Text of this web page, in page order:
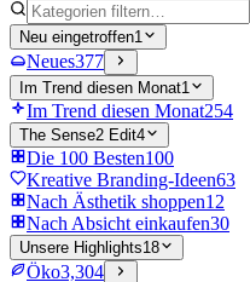
Neu eingetroffen1
Neues377
Im Trend diesen Monat1
Im Trend diesen Monat254
The Sense2 Edit4
Die 100 Besten100
Kreative Branding-Ideen63
Nach Ästhetik shoppen12
Nach Absicht einkaufen30
Unsere Highlights18
Öko3,304